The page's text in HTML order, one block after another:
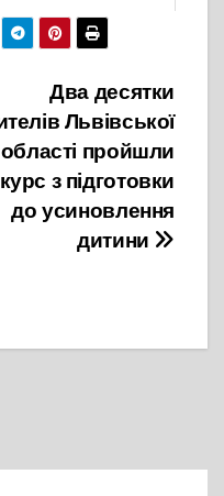
12 Жовтня, 2021
Два десятки
Львівської
області пройшли
курс з підготовки
до усиновлення
дитини